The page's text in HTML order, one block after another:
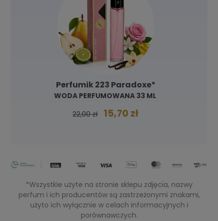
Perfumik 223 Paradoxe*
WODA PERFUMOWANA 33 ML
22,00 zł
15,70 zł
*Wszystkie użyte na stronie sklepu zdjęcia, nazwy
perfum i ich producentów są zastrzeżonymi znakami,
użyto ich wyłącznie w celach informacyjnych i
porównawczych.